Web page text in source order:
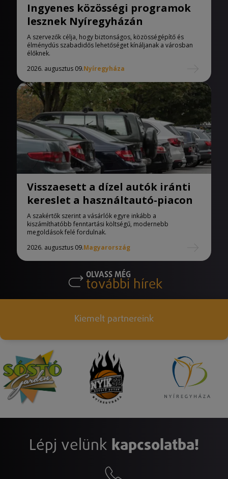
Ingyenes közösségi programok
lesznek Nyíregyházán
A szervezők célja, hogy biztonságos, közösségépítő és
élménydús szabadidős lehetőséget kínáljanak a városban
élőknek.
2026. augusztus 09.Nyíregyháza
Visszaesett a dízel autók iránti
kereslet a használtautó-piacon
A szakértők szerint a vásárlók egyre inkább a
kiszámíthatóbb fenntartási költségű, modernebb
megoldások felé fordulnak.
2026. augusztus 09.Magyarország
OLVASS MÉG
további hírek
Kiemelt partnereink
Lépj velünk kapcsolatba!